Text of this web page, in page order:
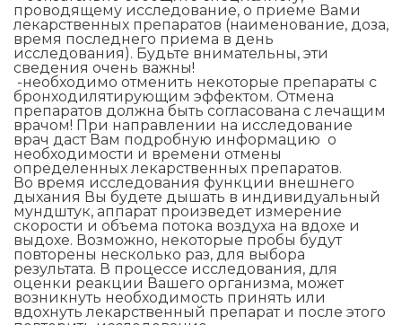
проводящему исследование, о приеме Вами
лекарственных препаратов (наименование, доза,
время последнего приема в день
исследования). Будьте внимательны, эти
сведения очень важны!
-необходимо отменить некоторые препараты с
бронходилятирующим эффектом. Отмена
препаратов должна быть согласована с лечащим
врачом! При направлении на исследование
врач даст Вам подробную информацию о
необходимости и времени отмены
определенных лекарственных препаратов.
Во время исследования функции внешнего
дыхания Вы будете дышать в индивидуальный
мундштук, аппарат произведет измерение
скорости и объема потока воздуха на вдохе и
выдохе. Возможно, некоторые пробы будут
повторены несколько раз, для выбора
результата. В процессе исследования, для
оценки реакции Вашего организма, может
возникнуть необходимость принять или
вдохнуть лекарственный препарат и после этого